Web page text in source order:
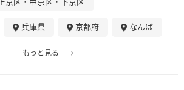
兵庫県 京都府 なんば
もっと見る